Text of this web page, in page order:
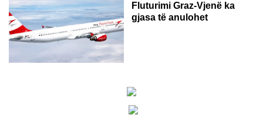
Fluturimi Graz-Vjenë ka
gjasa të anulohet